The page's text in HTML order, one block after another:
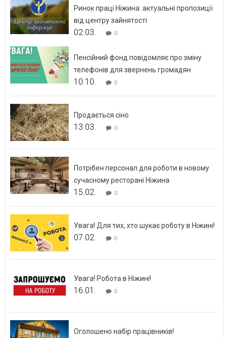
Ринок праці Ніжина: актуальні пропозиції
від центру зайнятості
02.03. 0
Пенсійний фонд повідомляє про зміну
телефонів для звернень громадян
10.10. 0
Продається сіно
13.03. 0
Потрібен персонал для роботи в новому
сучасному ресторані Ніжина
15.02. 0
Увага! Для тих, хто шукає роботу в Ніжині!
07.02. 0
Увага! Робота в Ніжині!
16.01. 0
Оголошено набір працівників!